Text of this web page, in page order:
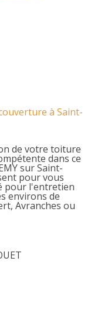
à Saint-
de votre toiture
dans ce
sur Saint-
pour vous
pour l'entretien
environs de
Avranches ou